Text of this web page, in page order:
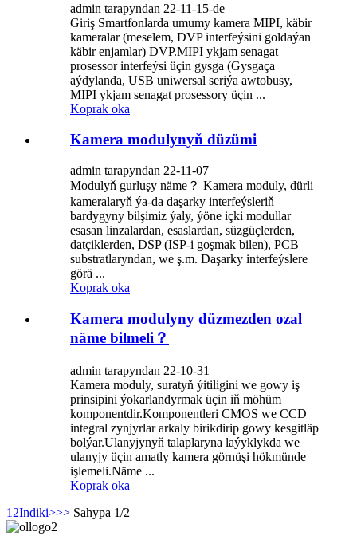
admin tarapyndan 22-11-15-de
Giriş Smartfonlarda umumy kamera MIPI, käbir
kameralar (meselem, DVP interfeýsini goldaýan
käbir enjamlar) DVP.MIPI ykjam senagat
prosessor interfeýsi üçin gysga (Gysgaça
aýdylanda, USB uniwersal seriýa awtobusy,
MIPI ykjam senagat prosessory üçin ...
Koprak oka
Kamera modulynyň düzümi
admin tarapyndan 22-11-07
Modulyň gurluşy näme？ Kamera moduly, dürli
kameralaryň ýa-da daşarky interfeýsleriň
bardygyny bilşimiz ýaly, ýöne içki modullar
esasan linzalardan, esaslardan, süzgüçlerden,
datçiklerden, DSP (ISP-i goşmak bilen), PCB
substratlaryndan, we ş.m. Daşarky interfeýslere
görä ...
Koprak oka
Kamera modulyny düzmezden ozal
näme bilmeli？
admin tarapyndan 22-10-31
Kamera moduly, suratyň ýitiligini we gowy iş
prinsipini ýokarlandyrmak üçin iň möhüm
komponentdir.Komponentleri CMOS we CCD
integral zynjyrlar arkaly birikdirip gowy kesgitläp
bolýar.Ulanyjynyň talaplaryna laýyklykda we
ulanyjy üçin amatly kamera görnüşi hökmünde
işlemeli.Näme ...
Koprak oka
1 2Indiki>>> Sahypa 1/2